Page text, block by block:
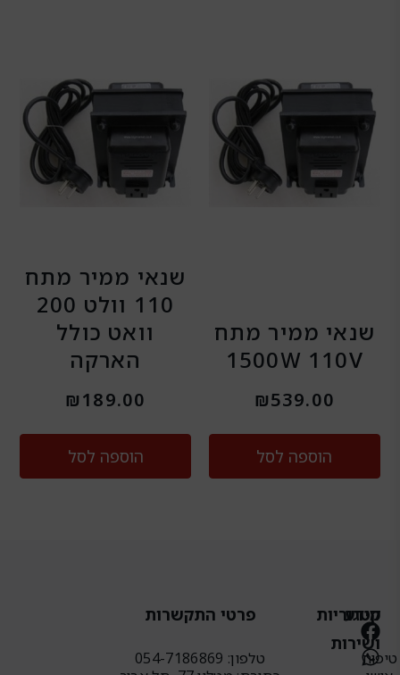
שנאי ממיר מתח
1500W 110V
₪539.00
הוספה לסל
שנאי ממיר מתח
110 וולט 200
וואט כולל
הארקה
₪189.00
הוספה לסל
F
a
c
W
h
a
מידע
ושירות
קטגוריות
טיפוח
פרטי התקשרות
טלפון: 054-7186869